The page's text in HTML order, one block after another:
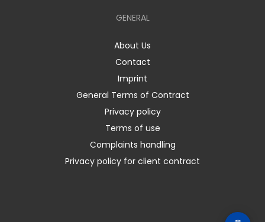
GENERAL
About Us
Contact
Imprint
General Terms of Contract
Privacy policy
Terms of use
Complaints handling
Privacy policy for client contract